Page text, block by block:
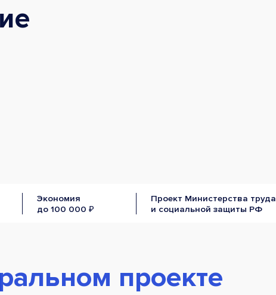
Экономия
до 100 000 ₽
Проект Министерства труда
и социальной защиты РФ
проекте